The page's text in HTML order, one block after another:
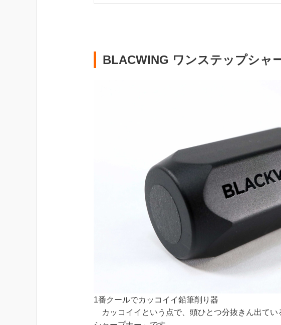
BLACWING ワンステップシャ
1番クールでカッコイイ鉛筆削り器
カッコイイという点で、頭ひとつ分抜きん出て